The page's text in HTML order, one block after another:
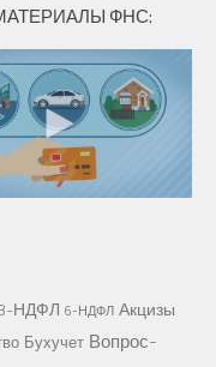
ФНС:
НДФЛ 6-НДФЛ Акцизы
Бухучет Вопрос-